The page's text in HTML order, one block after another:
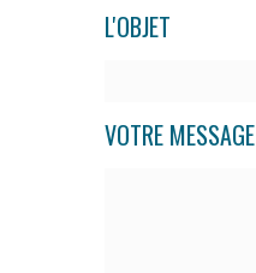
L'OBJET
VOTRE MESSAGE